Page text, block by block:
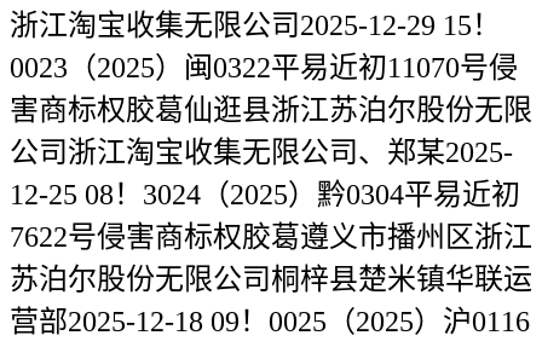
浙江淘宝收集无限公司2025-12-29 15！
0023（2025）闽0322平易近初11070号侵
害商标权胶葛仙逛县浙江苏泊尔股份无限
公司浙江淘宝收集无限公司、郑某2025-
12-25 08！3024（2025）黔0304平易近初
7622号侵害商标权胶葛遵义市播州区浙江
苏泊尔股份无限公司桐梓县楚米镇华联运
营部2025-12-18 09！0025（2025）沪0116